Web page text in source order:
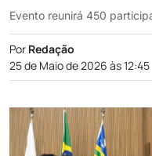
Evento reunirá 450
Por Redação
25 de Maio de 2026 às 12:45